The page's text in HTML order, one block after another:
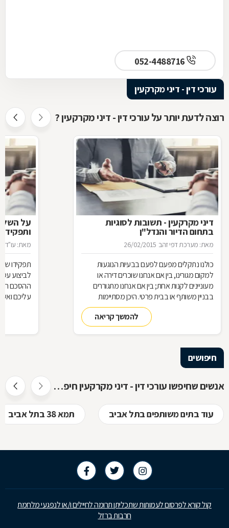
עורכי דין - דיני מקרקעין
רוצה לדעת יותר על עורכי דין - דיני מקרקעין ?
דיני מקרקעין - תשובות לסוגיות
בתחום הדיור והנדל"ן
מאת: מערכת דפי זהב 26/02/2015
כולנו נתקלים מפעם לפעם בבעיות הנוגעות
למקום מגורינו, בין אם אנחנו שוכרים דירה או
מעוניינים לקנות אחת; בין אם אנחנו מתגוררים
בבניין משותף או בבית פרטי. היכן מסתיימות
זכויותינו ביחס לשכנינו? מה אומר החוק בקשר
לחריגות בנייה? האם בניית ממ"ד מחייבת את כל
הדיירים וכו'. כדי לקבל מושג בנוגע למעמדנו
המקרקעין, ריכזנו שאלות שנשאלו בפורום
מקרקעין, ואשר נענו ע"י עו"ד אילן קרייטר
להמשך קריאה
מאת: עו"ד
תפקידו
ההסכם
עליכם
חיפושים
אנשים שחיפשו עורכי דין - דיני מקרקעין חיפשו גם
עוד בתים משותפים בתל אביב תמא 38 בתל אביב
קול קורא לפרסום לעמותות שתכליתן תרומה לחיילים ו/או לנפגעי מלחמת
חרבות ברזל